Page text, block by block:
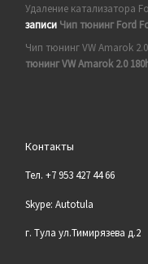
Удаление катализатора
записи Чип тюнинг Ford
Чип тюнинг VW Amarok
тюнинг VW Amarok 2.0
Контакты
Тел. +7 953 427 44 66
Skype: Autotula
г. Тула ул.Тимирязева д.2